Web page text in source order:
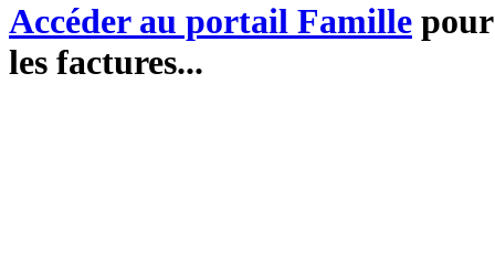
Accéder au portail Famille
les factures...